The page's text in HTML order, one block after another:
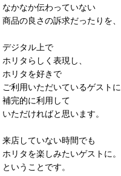
なかなか伝わっていない
商品の良さの訴求だったりを、
デジタル上で
ホリタらしく表現し、
ホリタを好きで
ご利用いただいているゲストに
補完的に利用して
いただければと思います。
来店していない時間でも
ホリタを楽しみたいゲストに。
ということです。